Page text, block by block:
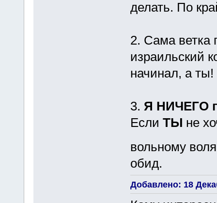
делать. По
2. Сама ветка
израильский
начинал, а ты!
3. Я НИЧЕГО
Если ТЫ не
вольному
обид.
Добавлено: 18